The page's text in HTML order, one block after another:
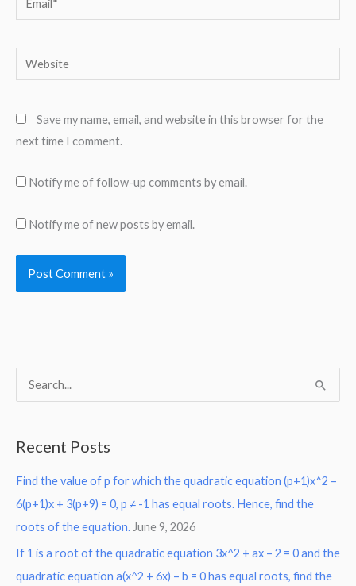
Website
Save my name, email, and website in this browser for the
next time I comment.
Notify me of follow-up comments by email.
Notify me of new posts by email.
c
h
f
o
r
Recent Posts
Find the value of p for which the quadratic equation (p+1)x^2 –
6(p+1)x + 3(p+9) = 0, p ≠ -1 has equal roots. Hence, find the
roots of the equation. June 9, 2026
If 1 is a root of the quadratic equation 3x^2 + ax – 2 = 0 and the
quadratic equation a(x^2 + 6x) – b = 0 has equal roots, find the